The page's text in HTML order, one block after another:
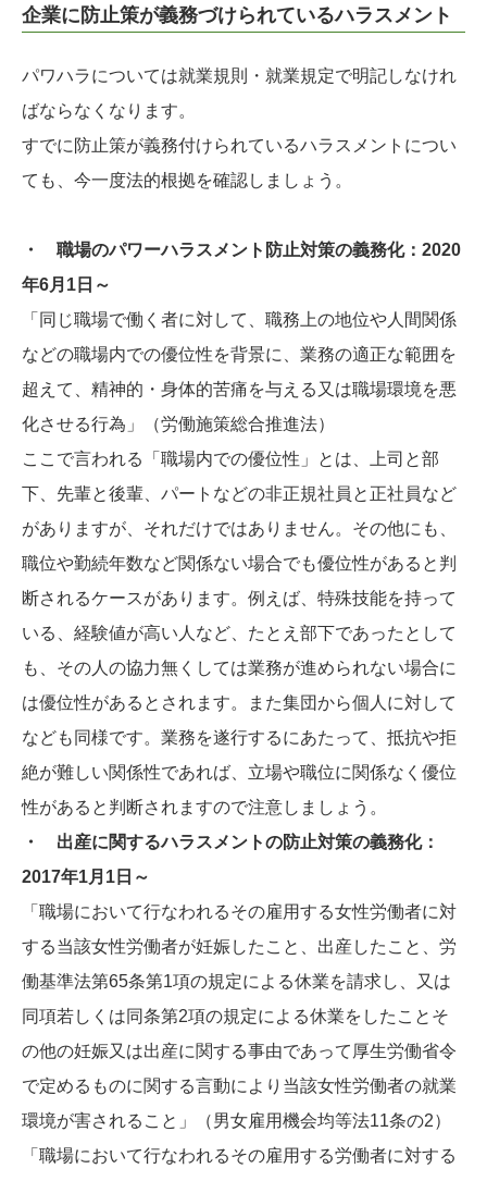
企業に防止策が義務づけられているハラスメント
パワハラについては就業規則・就業規定で明記しなけれ
ばならなくなります。
すでに防止策が義務付けられているハラスメントについ
ても、今一度法的根拠を確認しましょう。
・ 職場のパワーハラスメント防止対策の義務化：2020
年6月1日～
「同じ職場で働く者に対して、職務上の地位や人間関係
などの職場内での優位性を背景に、業務の適正な範囲を
超えて、精神的・身体的苦痛を与える又は職場環境を悪
化させる行為」（労働施策総合推進法）
ここで言われる「職場内での優位性」とは、上司と部
下、先輩と後輩、パートなどの非正規社員と正社員など
がありますが、それだけではありません。その他にも、
職位や勤続年数など関係ない場合でも優位性があると判
断されるケースがあります。例えば、特殊技能を持って
いる、経験値が高い人など、たとえ部下であったとして
も、その人の協力無くしては業務が進められない場合に
は優位性があるとされます。また集団から個人に対して
なども同様です。業務を遂行するにあたって、抵抗や拒
絶が難しい関係性であれば、立場や職位に関係なく優位
性があると判断されますので注意しましょう。
・ 出産に関するハラスメントの防止対策の義務化：
2017年1月1日～
「職場において行なわれるその雇用する女性労働者に対
する当該女性労働者が妊娠したこと、出産したこと、労
働基準法第65条第1項の規定による休業を請求し、又は
同項若しくは同条第2項の規定による休業をしたことそ
の他の妊娠又は出産に関する事由であって厚生労働省令
で定めるものに関する言動により当該女性労働者の就業
環境が害されること」（男女雇用機会均等法11条の2）
「職場において行なわれるその雇用する労働者に対する